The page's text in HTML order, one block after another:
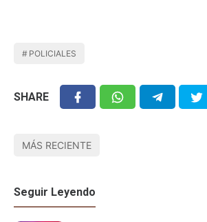
POLICIALES
SHARE
MÁS RECIENTE
Seguir Leyendo